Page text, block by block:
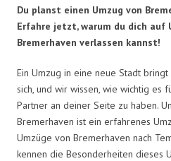
Du planst einen Umzug von
Erfahre jetzt, warum du dich auf
Bremerhaven verlassen kannst!
Ein Umzug in eine neue Stadt
sich, und wir wissen, wie wichtig es
Partner an deiner Seite zu haben.
Bremerhaven ist ein erfahrenes
Umzüge von Bremerhaven nach
kennen die Besonderheiten dieses